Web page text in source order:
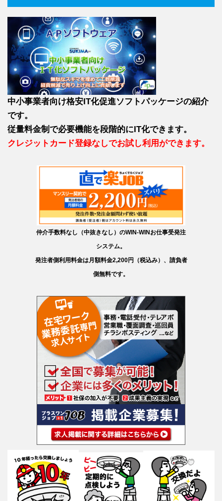
中小事業者向け格安IT化促進ソフトパッケージの紹介
です。
従量料金制で必要機能を段階的にIT化できます。
クレジットカード登録なしでお試し利用ができます。
仲介手数料なし（中抜きなし）のWIN-WINお仕事受発注
システム。
発注者側利用料金は月額料金2,200円（税込み）、請負者
側無料です。